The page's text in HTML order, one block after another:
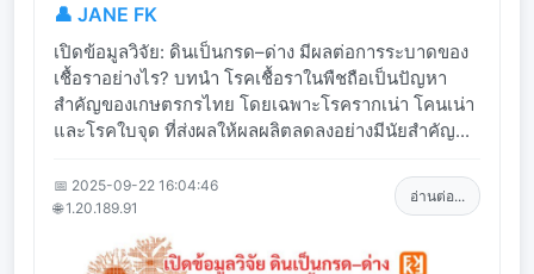
👤 JANE FK
เปิดข้อมูลวิจัย: ดินเป็นกรด–ด่าง มีผลต่อการระบาดของ
เชื้อราอย่างไร? บทนำ โรคเชื้อราในพืชถือเป็นปัญหา
สำคัญของเกษตรกรไทย โดยเฉพาะโรครากเน่า โคนเน่า
และโรคใบจุด ที่ส่งผลให้ผลผลิตลดลงอย่างมีนัยสำคัญ...
📅 2025-09-22 16:04:46
🌐 1.20.189.91
อ่านต่อ...